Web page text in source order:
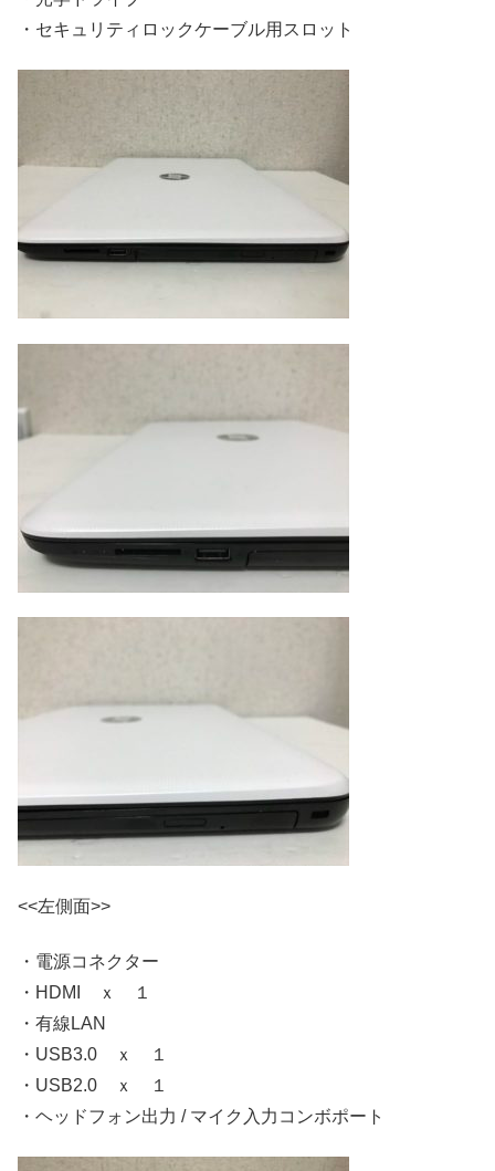
・セキュリティロックケーブル用スロット
<<左側面>>
・電源コネクター
・HDMI ｘ １
・有線LAN
・USB3.0 ｘ １
・USB2.0 ｘ １
・ヘッドフォン出力 / マイク入力コンボポート